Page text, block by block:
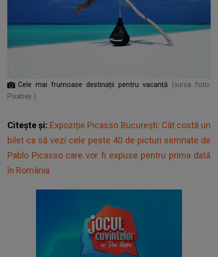
Cele mai frumoase destinații pentru vacanță
(sursa foto:
Pixabay )
Citește și: Expoziție Picasso București: Cât costă un
bilet ca să vezi cele peste 40 de picturi semnate de
Pablo Picasso care vor fi expuse pentru prima dată
în România